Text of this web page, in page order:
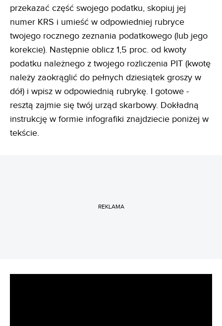
przekazać część swojego podatku, skopiuj jej
numer KRS i umieść w odpowiedniej rubryce
twojego rocznego zeznania podatkowego (lub jego
korekcie). Następnie oblicz 1,5 proc. od kwoty
podatku należnego z twojego rozliczenia PIT (kwotę
należy zaokrąglić do pełnych dziesiątek groszy w
dół) i wpisz w odpowiednią rubrykę. I gotowe -
resztą zajmie się twój urząd skarbowy. Dokładną
instrukcję w formie infografiki znajdziecie poniżej w
tekście.
REKLAMA